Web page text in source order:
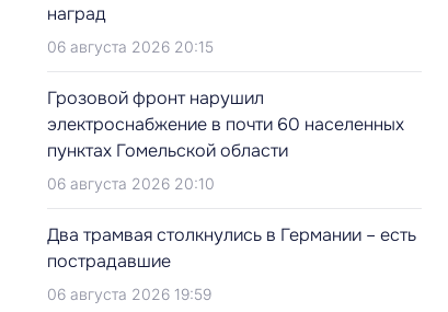
наград
06 августа 2026 20:15
Грозовой фронт нарушил
электроснабжение в почти 60 населенных
пунктах Гомельской области
06 августа 2026 20:10
Два трамвая столкнулись в Германии – есть
пострадавшие
06 августа 2026 19:59